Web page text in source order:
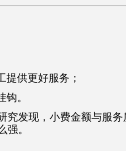
提供更好服务；
。
究发现，小费金额与服
强。